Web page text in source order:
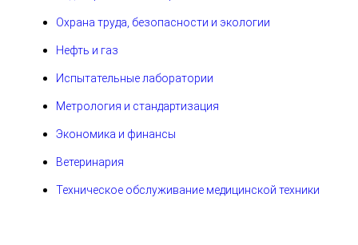
Охрана труда, безопасности и экологии
Нефть и газ
Испытательные лаборатории
Метрология и стандартизация
Экономика и финансы
Ветеринария
Техническое обслуживание медицинской техники